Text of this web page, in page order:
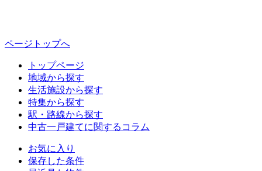
ページトップへ
トップページ
地域から探す
生活施設から探す
特集から探す
駅・路線から探す
中古一戸建てに関するコラム
お気に入り
保存した条件